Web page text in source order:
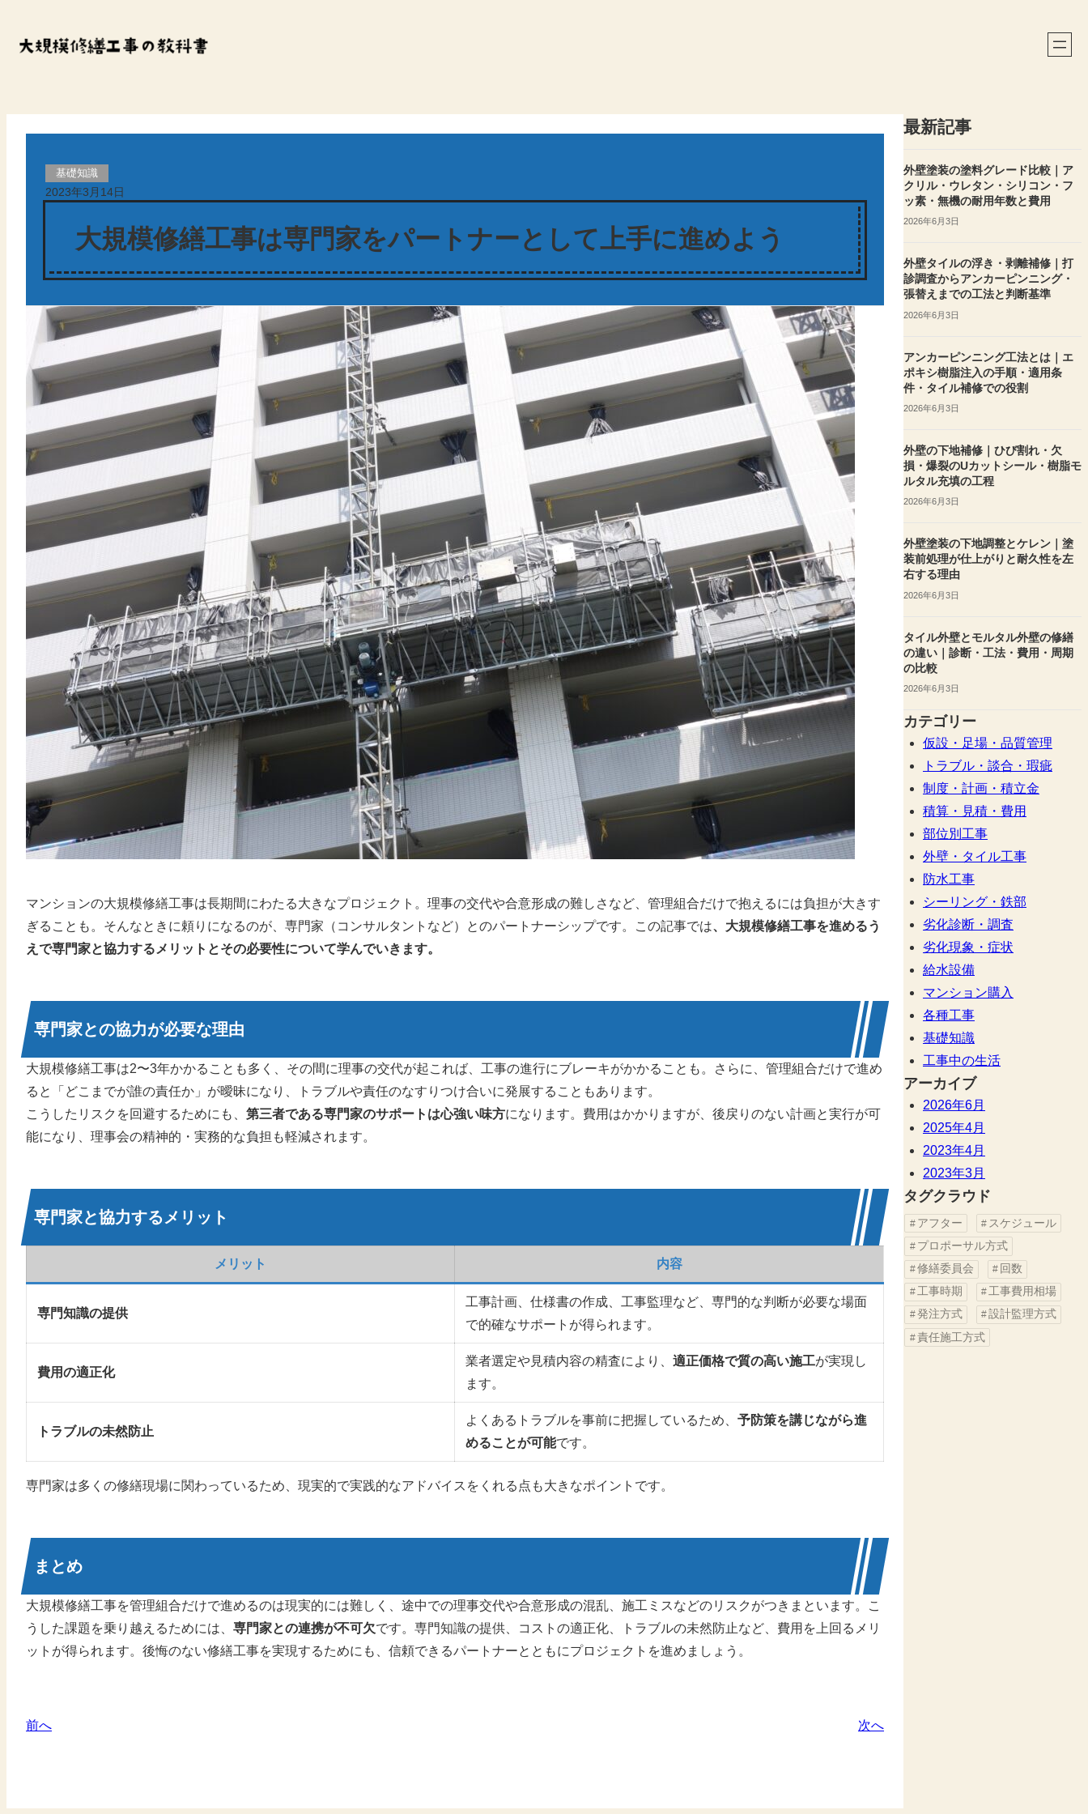
基礎知識
2023年3月14日
大規模修繕工事は専門家をパートナーとして上手に進めよう
マンションの大規模修繕工事は長期間にわたる大きなプロジェクト。理事の交代や合意形成の難しさなど、管理組合だけで抱えるには負担が大きす
ぎることも。そんなときに頼りになるのが、専門家（コンサルタントなど）とのパートナーシップです。この記事では、大規模修繕工事を進めるう
えで専門家と協力するメリットとその必要性について学んでいきます。
専門家との協力が必要な理由
大規模修繕工事は2〜3年かかることも多く、その間に理事の交代が起これば、工事の進行にブレーキがかかることも。さらに、管理組合だけで進め
ると「どこまでが誰の責任か」が曖昧になり、トラブルや責任のなすりつけ合いに発展することもあります。
こうしたリスクを回避するためにも、 第三者である専門家のサポートは心強い味方になります。費用はかかりますが、後戻りのない計画と実行が可
能になり、理事会の精神的・実務的な負担も軽減されます。
専門家と協力するメリット
メリット 内容
専門知識の提供
工事計画、仕様書の作成、工事監理など、専門的な判断が必要な場面
で的確なサポートが得られます。
費用の適正化
業者選定や見積内容の精査により、 適正価格で質の高い施工が実現し
ます。
トラブルの未然防止
よくあるトラブルを事前に把握しているため、 予防策を講じながら進
めることが可能です。
専門家は多くの修繕現場に関わっているため、現実的で実践的なアドバイスをくれる点も大きなポイントです。
まとめ
大規模修繕工事を管理組合だけで進めるのは現実的には難しく、途中での理事交代や合意形成の混乱、施工ミスなどのリスクがつきまといます。こ
うした課題を乗り越えるためには、 専門家との連携が不可欠です。専門知識の提供、コストの適正化、トラブルの未然防止など、費用を上回るメリ
ットが得られます。後悔のない修繕工事を実現するためにも、信頼できるパートナーとともにプロジェクトを進めましょう。
前へ 次へ
最新記事
外壁塗装の塗料グレード比較｜ア
クリル・ウレタン・シリコン・フ
ッ素・無機の耐用年数と費用
2026年6月3日
外壁タイルの浮き・剥離補修｜打
診調査からアンカーピンニング・
張替えまでの工法と判断基準
2026年6月3日
アンカーピンニング工法とは｜エ
ポキシ樹脂注入の手順・適用条
件・タイル補修での役割
2026年6月3日
外壁の下地補修｜ひび割れ・欠
損・爆裂のUカットシール・樹脂モ
ルタル充填の工程
2026年6月3日
外壁塗装の下地調整とケレン｜塗
装前処理が仕上がりと耐久性を左
右する理由
2026年6月3日
タイル外壁とモルタル外壁の修繕
の違い｜診断・工法・費用・周期
の比較
2026年6月3日
カテゴリー
仮設・足場・品質管理
トラブル・談合・瑕疵
制度・計画・積立金
積算・見積・費用
部位別工事
外壁・タイル工事
防水工事
シーリング・鉄部
劣化診断・調査
劣化現象・症状
給水設備
マンション購入
各種工事
基礎知識
工事中の生活
アーカイブ
2026年6月
2025年4月
2023年4月
2023年3月
タグクラウド
アフター
スケジュール
プロポーサル方式
修繕委員会
回数
工事時期
工事費用相場
発注方式
設計監理方式
責任施工方式